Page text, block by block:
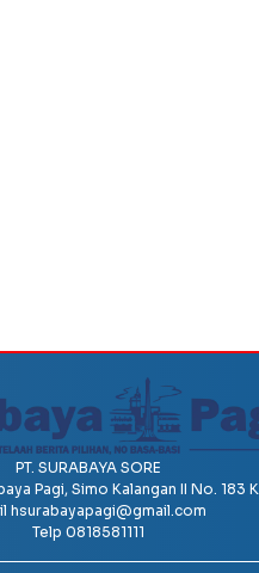
PT. SURABAYA SORE
Pagi, Simo Kalangan II No. 183 K
hsurabayapagi@gmail.com
Telp 0818581111